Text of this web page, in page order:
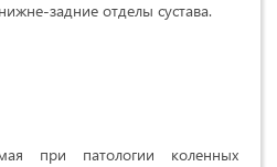
задние отделы сустава.
при патологии коленных